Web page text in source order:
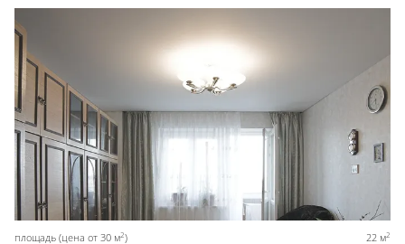
площадь (цена от 30 м2) 22 м2